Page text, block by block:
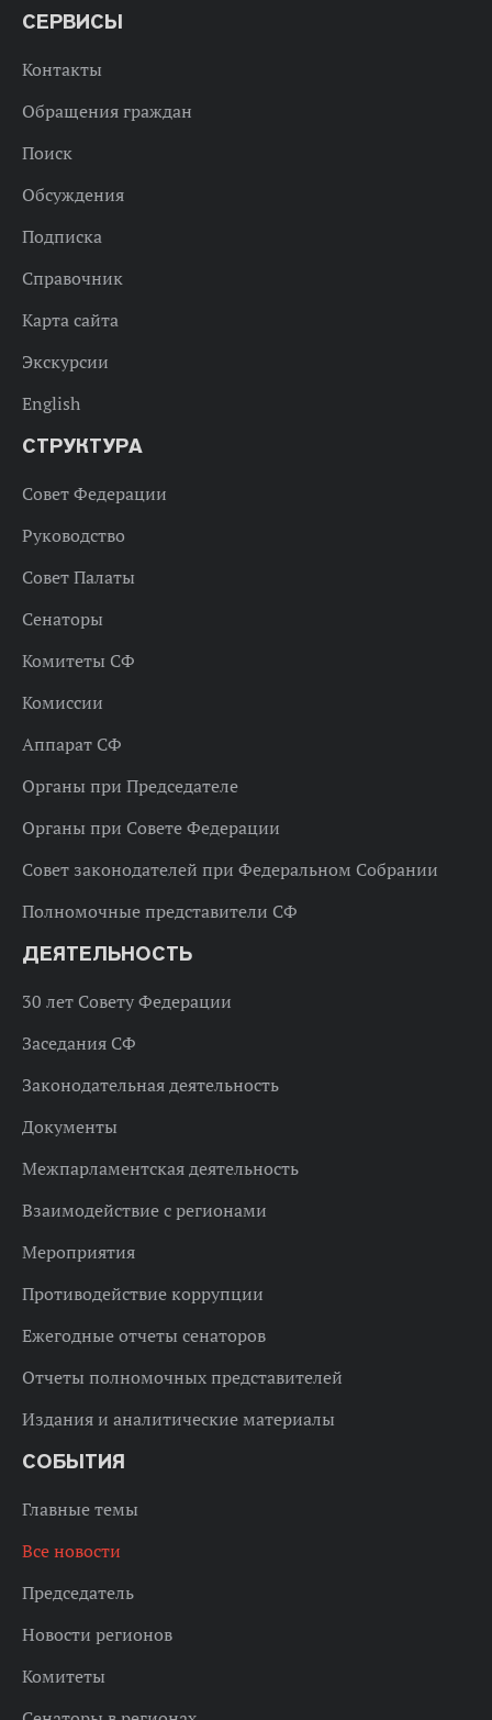
СЕРВИСЫ
Контакты
Обращения граждан
Поиск
Обсуждения
Подписка
Справочник
Карта сайта
Экскурсии
English
СТРУКТУРА
Совет Федерации
Руководство
Совет Палаты
Сенаторы
Комитеты СФ
Комиссии
Аппарат СФ
Органы при Председателе
Органы при Совете Федерации
Совет законодателей при Федеральном Собрании
Полномочные представители СФ
ДЕЯТЕЛЬНОСТЬ
30 лет Совету Федерации
Заседания СФ
Законодательная деятельность
Документы
Межпарламентская деятельность
Взаимодействие с регионами
Мероприятия
Противодействие коррупции
Ежегодные отчеты сенаторов
Отчеты полномочных представителей
Издания и аналитические материалы
СОБЫТИЯ
Главные темы
Все новости
Председатель
Новости регионов
Комитеты